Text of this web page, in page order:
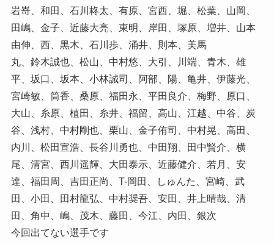
岩嵜、和田、石川柊太、有原、宮西、堀、松葉、山岡、
田嶋、金子、近藤大亮、東明、岸田、塚原、増井、山本
由伸、西、黒木、石川歩、涌井、則本、美馬
丸、鈴木誠也、松山、中村悠、大引、川端、青木、雄
平、坂口、坂本、小林誠司、阿部、陽、亀井、伊藤光、
宮崎敏、筒香、桑原、福田永、平田良介、梅野、原口、
大山、糸原、植田、糸井、福留、高山、江越、中谷、炭
谷、浅村、中村剛也、栗山、金子侑司、中村晃、高田、
内川、松田宣浩、長谷川勇也、中田翔、田中賢介、横
尾、清宮、西川遥輝、大田泰示、近藤健介、若月、安
達、福田周、吉田正尚、T-岡田、しゅんた、宮崎、武
田、小田、田村龍弘、中村奨吾、安田、井上晴哉、清
田、角中、嶋、茂木、藤田、今江、内田、銀次
今回出てない選手です